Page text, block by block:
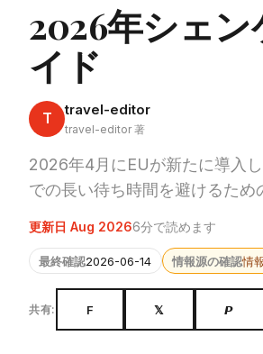
2026年シェ
イド
T travel-editor
travel-editor 著
2026年4月にEUが新たに導入
での長い待ち時間を避けるため
更新日 Aug 20266分で読めます
最終確認2026-06-14 情報源の確認情
共有: F 𝕏 𝙋